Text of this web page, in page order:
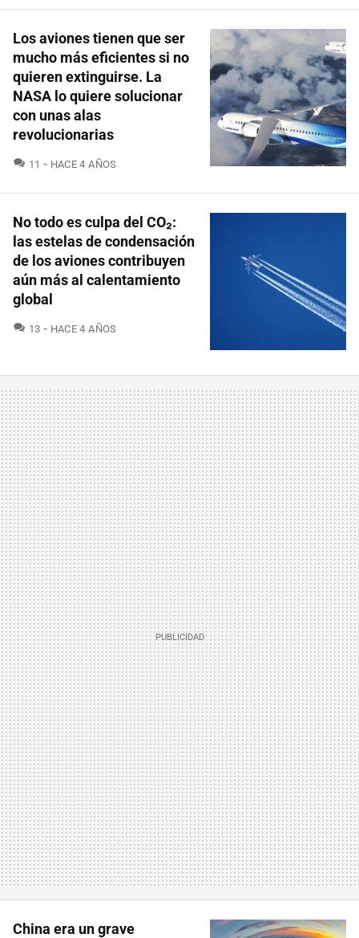
Los aviones tienen que ser
mucho más eficientes si no
quieren extinguirse. La
NASA lo quiere solucionar
con unas alas
revolucionarias
11 COMENTARIOS
HACE 4 AÑOS
No todo es culpa del CO₂:
las estelas de condensación
de los aviones contribuyen
aún más al calentamiento
global
13 COMENTARIOS
HACE 4 AÑOS
China era un grave